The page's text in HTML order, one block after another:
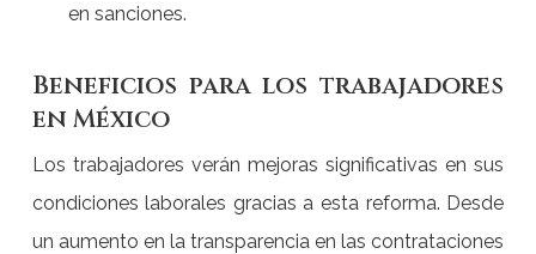
en sanciones.
Beneficios para los trabajadores
en México
Los trabajadores verán mejoras significativas en sus
condiciones laborales gracias a esta reforma. Desde
un aumento en la transparencia en las contrataciones